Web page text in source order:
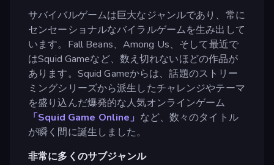
サバイバルゲームは巨大なジャンルであり、常に
センセーショナルなバイラルゲームを生み出して
います。Fall Beans、Among Us、そして最近で
はSquid Gameなど、数え切れないほどの作品が
あります。Squid Gameからは、話題のストリー
ミングシリーズから派生したチャレンジやテーマ
を盛り込んだ爆発的な人気オンラインゲーム
「Squid Game Online」 など、数々のタイトル
が瞬く間に誕生しました。
非常に多くのサブジャンル